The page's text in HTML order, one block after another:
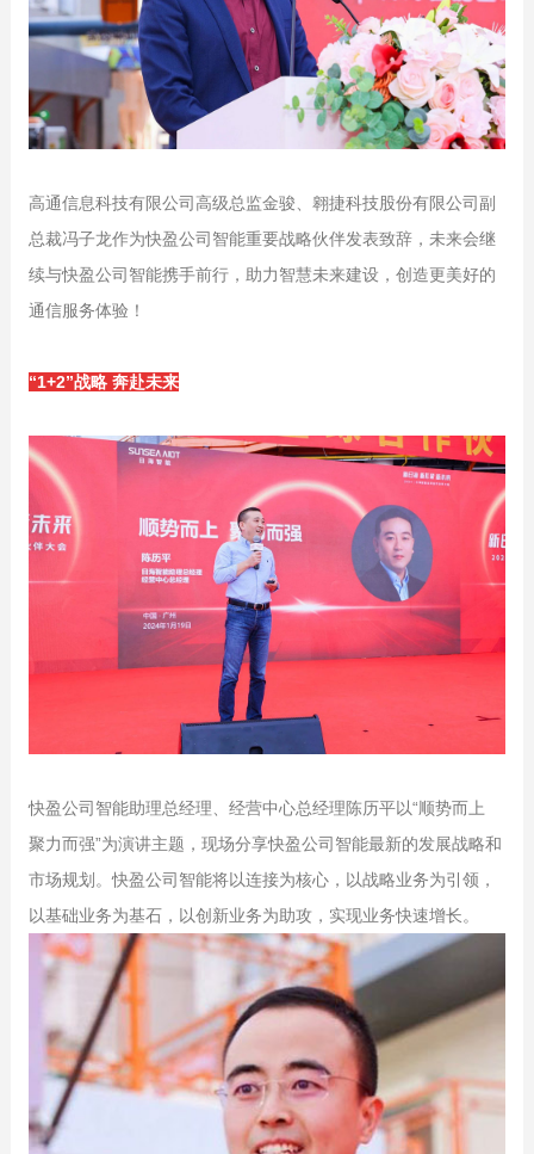
高通信息科技有限公司高级总监金骏、翱捷科技股份有限公司副
总裁冯子龙作为快盈公司智能重要战略伙伴发表致辞，未来会继
续与快盈公司智能携手前行，助力智慧未来建设，创造更美好的
通信服务体验！
“1+2”战略 奔赴未来
快盈公司智能助理总经理、经营中心总经理陈历平以“顺势而上
聚力而强”为演讲主题，现场分享快盈公司智能最新的发展战略和
市场规划。快盈公司智能将以连接为核心，以战略业务为引领，
以基础业务为基石，以创新业务为助攻，实现业务快速增长。